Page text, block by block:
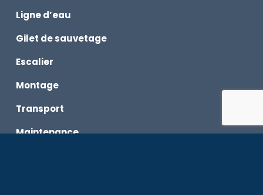
Ligne d’eau
Gilet de sauvetage
Escalier
Montage
Transport
Maintenance